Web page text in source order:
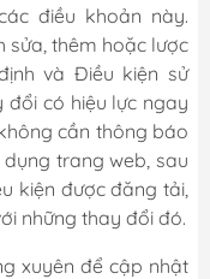
điều khoản này.
sửa, thêm hoặc lược
và Điều kiện sử
đổi có hiệu lực ngay
cần thông báo
trang web, sau
kiện được đăng tải,
những thay đổi đó.
xuyên để cập nhật